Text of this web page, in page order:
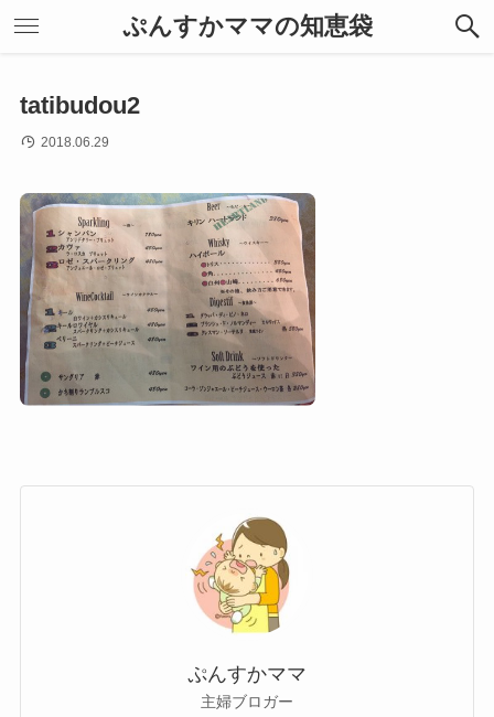
ぷんすかママの知恵袋
tatibudou2
2018.06.29
ぷんすかママ
主婦ブロガー